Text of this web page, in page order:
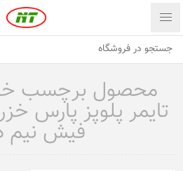
محصول برچسب
تایمر پلوپز پارس
فیش نیم